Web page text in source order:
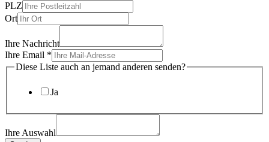
PLZ
Ort
Ihre Nachricht
Ihre Email *
Diese Liste auch an jemand anderen senden?
Ja
Ihre Auswahl